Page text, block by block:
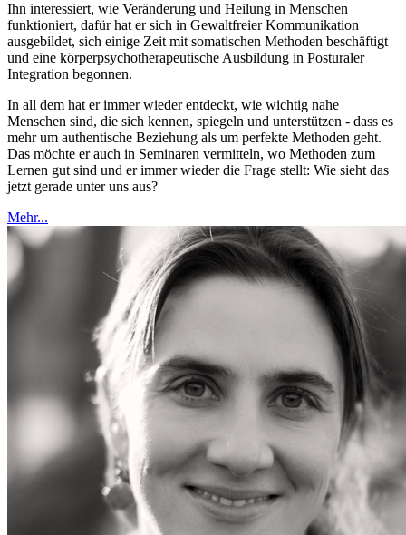
Ihn interessiert, wie Veränderung und Heilung in Menschen
funktioniert, dafür hat er sich in Gewaltfreier Kommunikation
ausgebildet, sich einige Zeit mit somatischen Methoden beschäftigt
und eine körperpsychotherapeutische Ausbildung in Posturaler
Integration begonnen.
In all dem hat er immer wieder entdeckt, wie wichtig nahe
Menschen sind, die sich kennen, spiegeln und unterstützen - dass es
mehr um authentische Beziehung als um perfekte Methoden geht.
Das möchte er auch in Seminaren vermitteln, wo Methoden zum
Lernen gut sind und er immer wieder die Frage stellt: Wie sieht das
jetzt gerade unter uns aus?
Mehr...